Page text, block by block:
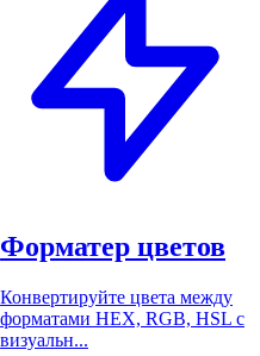
Форматер цветов
Конвертируйте цвета между
форматами HEX, RGB, HSL с
визуальн...